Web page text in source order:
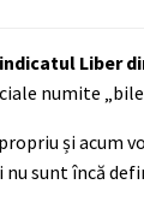
Liber
numite
și acum
nu sunt încă